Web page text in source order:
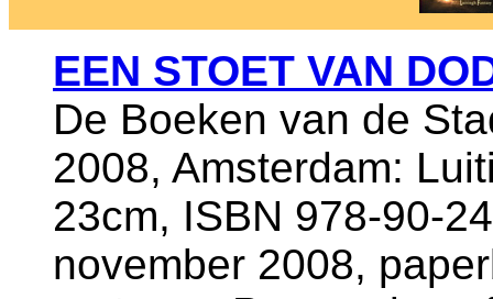
EEN STOET VAN
De Boeken van de
2008, Amsterdam:
23cm, ISBN 978-90-
november 2008,